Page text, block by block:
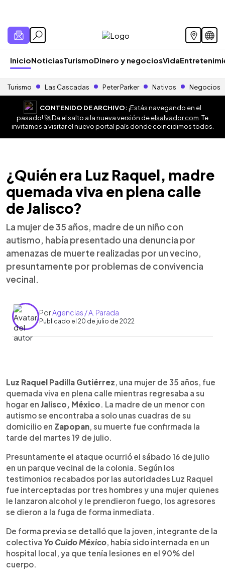
InicioNoticiasTurismoDinero y negociosVida
Turismo Las Cascadas Peter Parker Nativos Negocios
CONTENIDO DE ARCHIVO:¡Estás navegando en el
pasado! 🚀 Da el salto a la nueva versión deelsalvador.com . Te
invitamos a visitar el nuevo portal país donde coincidimos todos.
¿Quién era Luz Raquel, madre
quemada viva en plena calle
de Jalisco?
La mujer de 35 años, madre de un niño con
autismo, había presentado una denuncia por
amenazas de muerte realizadas por un vecino,
presuntamente por problemas de convivencia
vecinal.
PorAgencias / A. Parada
Publicado el 20 de julio de 2022
Escuchar artículo
Luz Raquel Padilla Gutiérrez, una mujer de 35 años, fue
quemada viva en plena calle mientras regresaba a su
hogar en Jalisco, México. La madre de un menor con
autismo se encontraba a solo unas cuadras de su
domicilio en Zapopan, su muerte fue confirmada la
tarde del martes 19 de julio.
Presuntamente el ataque ocurrió el sábado 16 de julio
en un parque vecinal de la colonia. Según los
testimonios recabados por las autoridades Luz Raquel
fue interceptadas por tres hombres y una mujer quienes
le lanzaron alcohol y le prendieron fuego, los agresores
se dieron a la fuga de forma inmediata.
De forma previa se detalló que la joven, integrante de la
colectiva Yo Cuido México, había sido internada en un
hospital local, ya que tenía lesiones en el 90% del
cuerpo.